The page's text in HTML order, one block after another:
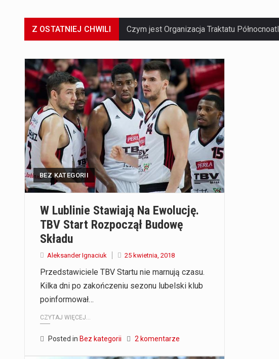
Z OSTATNIEJ CHWILI
BEZ KATEGORII
W Lublinie Stawiają Na Ewolucję.
TBV Start Rozpoczął Budowę
Składu
Aleksander Ignaciuk 25 kwietnia, 2018
Przedstawiciele TBV Startu nie marnują czasu.
Kilka dni po zakończeniu sezonu lubelski klub
poinformował…
CZYTAJ WIĘCEJ...
Posted in Bez kategorii 2 komentarze